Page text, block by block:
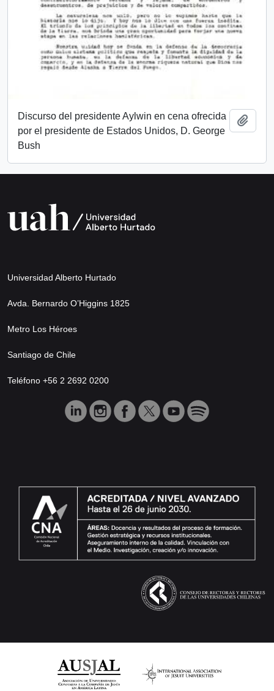
Discurso del presidente Aylwin en cena ofrecida
por el presidente de Estados Unidos, D. George
Bush
Universidad Alberto Hurtado
Avda. Bernardo O’Higgins 1825
Metro Los Héroes
Santiago de Chile
Teléfono +56 2 2692 0200